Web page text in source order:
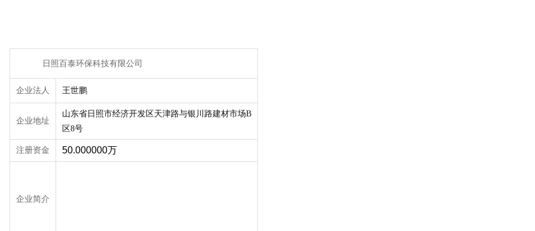
日照百泰环保科技有限公司
企业法人 王世鹏
企业地址
山东省日照市经济开发区天津路与银川路建材市场B
区8号
注册资金 50.000000万
企业简介